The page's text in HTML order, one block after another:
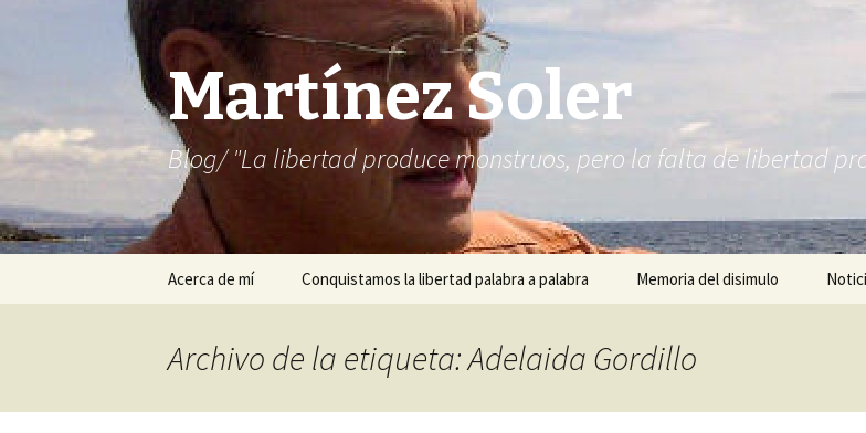
Martínez Soler
Blog/ "La libertad produce monstruos, pero la falta de libertad
Saltar
Acerca de mí Conquistamos la libertad palabra a palabra Memoria del disimulo
Archivo de la etiqueta: Adelaida Gordillo